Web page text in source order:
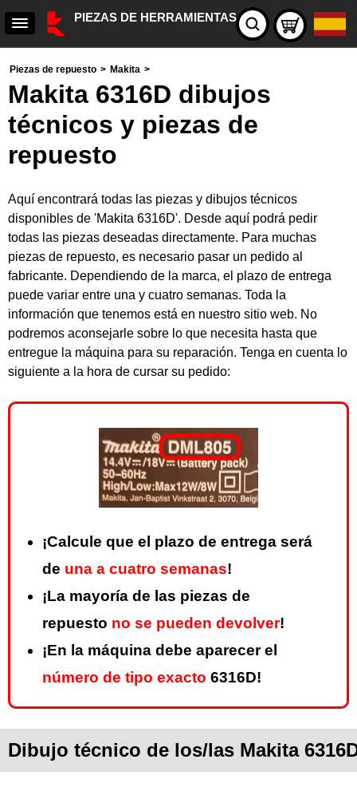
PIEZAS DE HERRAMIENTAS
Piezas de repuesto > Makita >
Makita 6316D dibujos
técnicos y piezas de
repuesto
Aquí encontrará todas las piezas y dibujos técnicos
disponibles de 'Makita 6316D'. Desde aquí podrá pedir
todas las piezas deseadas directamente. Para muchas
piezas de repuesto, es necesario pasar un pedido al
fabricante. Dependiendo de la marca, el plazo de entrega
puede variar entre una y cuatro semanas. Toda la
información que tenemos está en nuestro sitio web. No
podremos aconsejarle sobre lo que necesita hasta que
entregue la máquina para su reparación. Tenga en cuenta lo
siguiente a la hora de cursar su pedido:
¡Calcule que el plazo de entrega será
de una a cuatro semanas!
¡La mayoría de las piezas de
repuesto no se pueden devolver!
¡En la máquina debe aparecer el
número de tipo exacto 6316D!
Dibujo técnico de los/las Makita